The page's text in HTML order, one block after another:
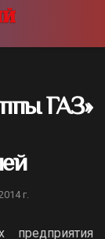
ГАЗ»
г.
предприятия